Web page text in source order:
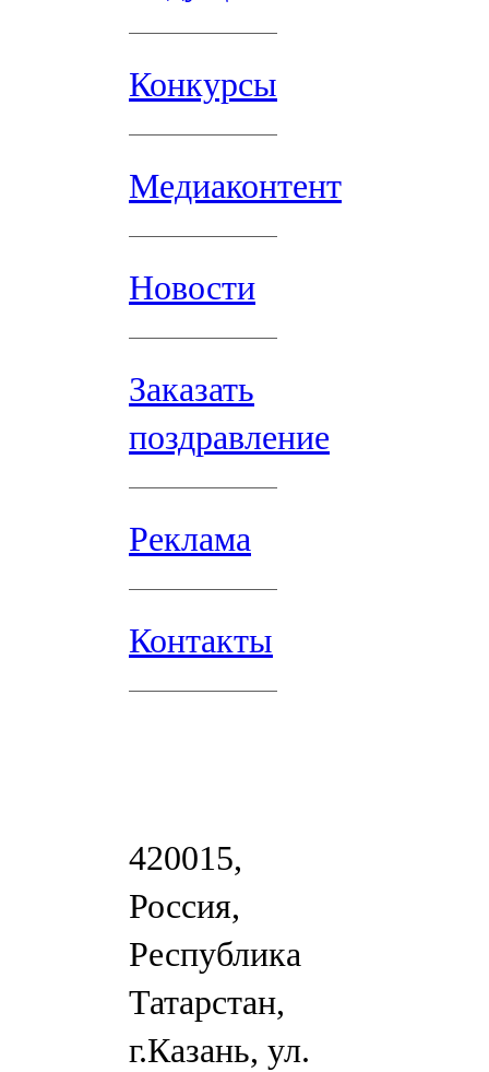
Конкурсы
Медиаконтент
Новости
Заказать
поздравление
Реклама
Контакты
420015,
Россия,
Республика
Татарстан,
г.Казань, ул.